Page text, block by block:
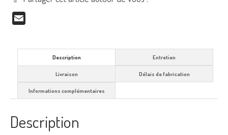
Description Entretien
Livraison Délais de fabrication
Informations complémentaires
Description